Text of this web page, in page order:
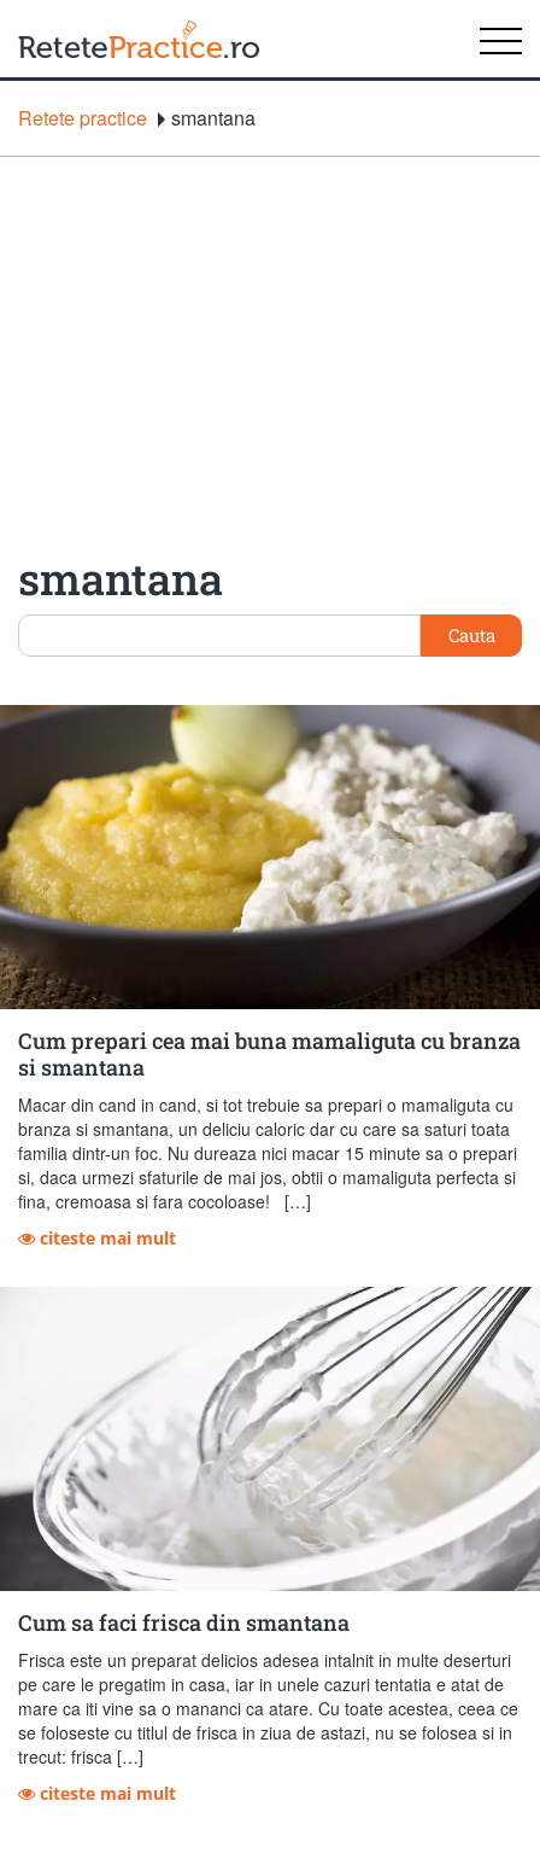
Retete practice smantana
smantana
Cauta
Cum prepari cea mai buna mamaliguta cu branza
si smantana
Macar din cand in cand, si tot trebuie sa prepari o mamaliguta cu
branza si smantana, un deliciu caloric dar cu care sa saturi toata
familia dintr-un foc. Nu dureaza nici macar 15 minute sa o prepari
si, daca urmezi sfaturile de mai jos, obtii o mamaliguta perfecta si
fina, cremoasa si fara cocoloase! […]
citeste mai mult
Cum sa faci frisca din smantana
Frisca este un preparat delicios adesea intalnit in multe deserturi
pe care le pregatim in casa, iar in unele cazuri tentatia e atat de
mare ca iti vine sa o mananci ca atare. Cu toate acestea, ceea ce
se foloseste cu titlul de frisca in ziua de astazi, nu se folosea si in
trecut: frisca […]
citeste mai mult